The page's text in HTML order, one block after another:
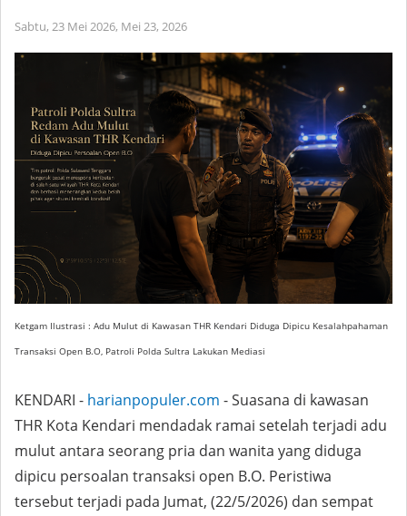
Sabtu, 23 Mei 2026, Mei 23, 2026
Ketgam Ilustrasi : Adu Mulut di Kawasan THR Kendari Diduga Dipicu Kesalahpahaman
Transaksi Open B.O, Patroli Polda Sultra Lakukan Mediasi
KENDARI - harianpopuler.com - Suasana di kawasan
THR Kota Kendari mendadak ramai setelah terjadi adu
mulut antara seorang pria dan wanita yang diduga
dipicu persoalan transaksi open B.O. Peristiwa
tersebut terjadi pada Jumat, (22/5/2026) dan sempat